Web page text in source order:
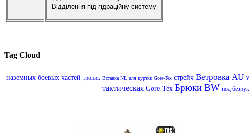
- Відділення під гідраційну систему
Tag Cloud
наземных боевых частей тропик Вставка NL для куртки Gore-Tex стрейч Ветровка AU
тактическая Gore-Tex Брюки BW под